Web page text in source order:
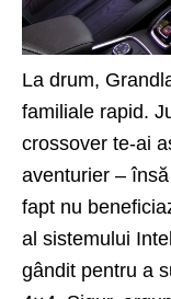
La drum,
familiale rapid.
crossover te-ai
aventurier –
fapt nu
al sistemului
gândit pentru a